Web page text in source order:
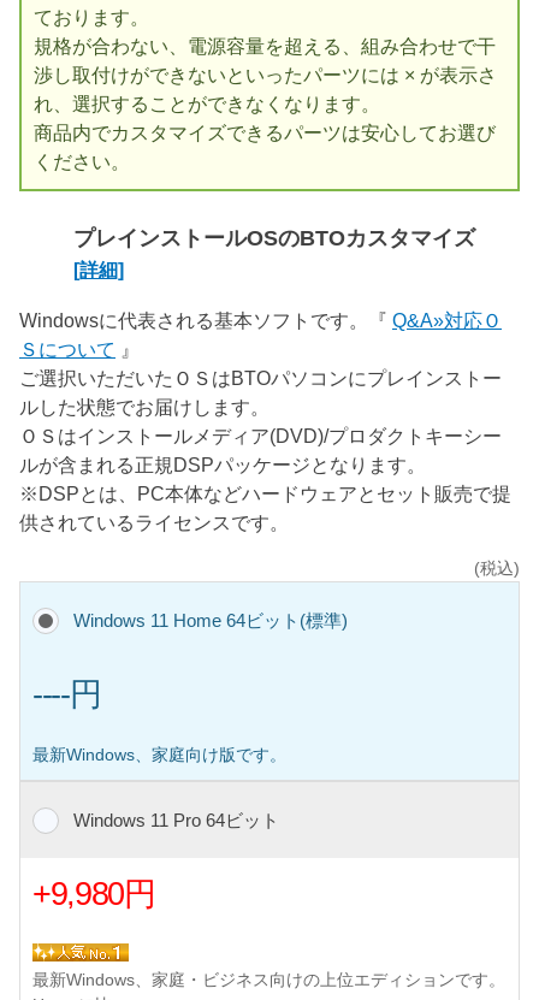
ております。
規格が合わない、電源容量を超える、組み合わせで干
渉し取付けができないといったパーツには × が表示さ
れ、選択することができなくなります。
商品内でカスタマイズできるパーツは安心してお選び
ください。
プレインストールOSのBTOカスタマイズ
[詳細]
Windowsに代表される基本ソフトです。『 Q&A»対応Ｏ
Ｓについて 』
ご選択いただいたＯＳはBTOパソコンにプレインストー
ルした状態でお届けします。
ＯＳはインストールメディア(DVD)/プロダクトキーシー
ルが含まれる正規DSPパッケージとなります。
※DSPとは、PC本体などハードウェアとセット販売で提
供されているライセンスです。
(税込)
Windows 11 Home 64ビット(標準)
----円
最新Windows、家庭向け版です。
Windows 11 Pro 64ビット
+9,980円
最新Windows、家庭・ビジネス向けの上位エディションです。